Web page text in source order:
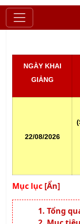
Tổng
Mục
Đối
Phương